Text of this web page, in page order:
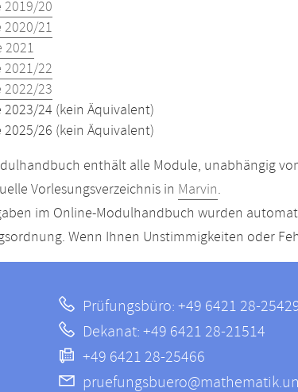
2019/20
2020/21
2021
2021/22
2022/23
2023/24 (kein Äquivalent)
2025/26 (kein Äquivalent)
enthält alle Module, unabhängig
Vorlesungsverzeichnis in Marvin.
im Online-Modulhandbuch wurden
Wenn Ihnen Unstimmigkeiten oder
Prüfungsbüro: +49 6421 28-
Dekanat: +49 6421 28-21514
+49 6421 28-25466